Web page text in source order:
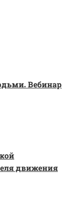
Вебинар
движения